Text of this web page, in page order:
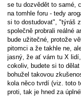
se tu dozvědět to samé,
na tomhle foru - tedy
si to dostudovat", "týráš
společně probrali reálné
bude užitečné, protože
pitomci a že takhle ne,
jasný, že ať vám tu X
cokoliv, budete si to
bohužel takovou
kola něco tvrdí (viz. toto
proti, tak je hned za